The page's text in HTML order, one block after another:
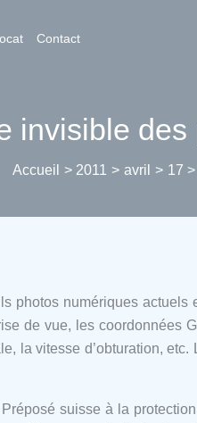
Contact
invisible
Accueil 2011 avril 17
photos numériques actuels
de vue, les coordonnées
la vitesse d’obturation,
suisse à la